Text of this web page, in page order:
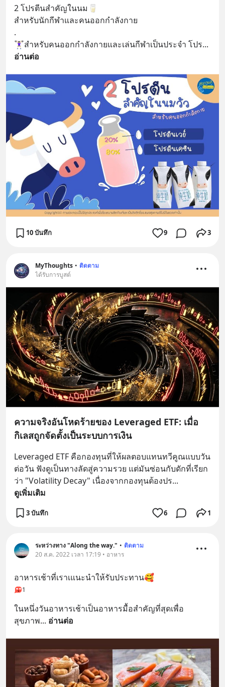
2 โปรตีนสำคัญในนม🥛
สำหรับนักกีฬาและคนออกกำลังกาย
.
🏋🏻‍♀️สำหรับคนออกกำลังกายและเล่นกีฬาเป็นประจำ โปร
อ่านต่อ
10 บันทึก 9 3
MyThoughts • ติดตาม
ได้รับการบูสต์
ความจริงอันโหดร้ายของ Leveraged ETF: เมื่อ
กิเลสถูกจัดตั้งเป็นระบบการเงิน
Leveraged ETF คือกองทุนที่ให้ผลตอบแทนทวีคูณแบบวัน
ต่อวัน ฟังดูเป็นทางลัดสู่ความรวย แต่มันซ่อนกับดักที่เรียก
ว่า "Volatility Decay" เนื่องจากกองทุนต้องปร...
ดูเพิ่มเติม
3 บันทึก 6 1
ระหว่างทาง "Along the way." • ติดตาม
20 ส.ค. 2022 เวลา 17:19 • อาหาร
อาหารเช้าที่เราเแนะนำให้รับประทาน🥰
1
ในหนึ่งวันอาหารเช้าเป็นอาหารมื้อสำคัญที่สุดเพื่อ
สุขภาพ... อ่านต่อ